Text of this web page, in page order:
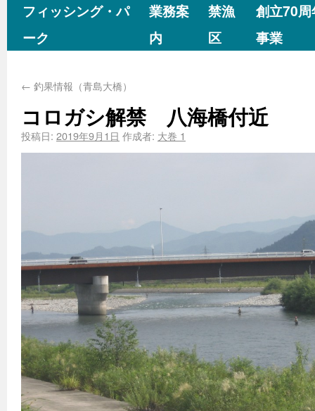
フィッシング・パ
ーク
業務案
内
禁漁
区
創立70
事業
← 釣果情報（青島大橋）
コロガシ解禁 八海橋付近
投稿日: 2019年9月1日 作成者: 大巻 1